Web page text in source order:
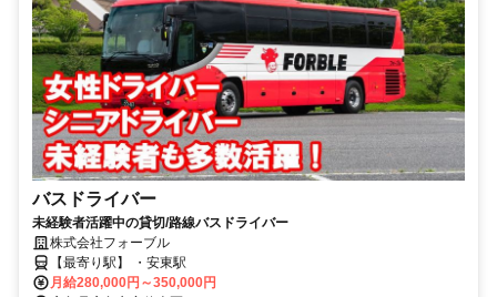
バスドライバー
未経験者活躍中の貸切/路線バスドライバー
株式会社フォーブル
【最寄り駅】 ・安東駅
月給280,000円～350,000円